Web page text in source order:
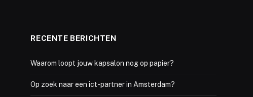
RECENTE BERICHTEN
Waarom loopt jouw kapsalon nog op papier?
Op zoek naar een ict-partner in Amsterdam?